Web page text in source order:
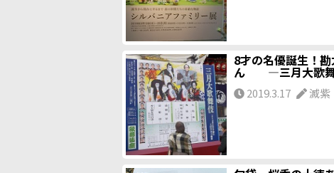
8才の名優誕生！勘
ん ―三月大歌
2019.3.17 滅紫